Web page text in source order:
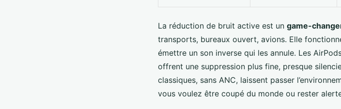
La réduction de bruit active est un game-
transports, bureaux ouvert, avions. Elle
émettre un son inverse qui les annule. Les
offrent une suppression plus fine, presque
classiques, sans ANC, laissent passer
vous voulez être coupé du monde ou rester